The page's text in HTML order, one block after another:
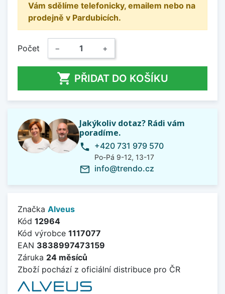
Vám sdělíme telefonicky, emailem nebo na
prodejně v Pardubicích.
Počet − +
 PŘIDAT DO KOŠÍKU
Jakýkoliv dotaz? Rádi vám
poradíme.
phone +420 731 979 570
Po-Pá 9-12, 13-17
mail_outline info@trendo.cz
Značka Alveus
Kód 12964
Kód výrobce 1117077
EAN 3838997473159
Záruka 24 měsíců
Zboží pochází z oficiální distribuce pro ČR